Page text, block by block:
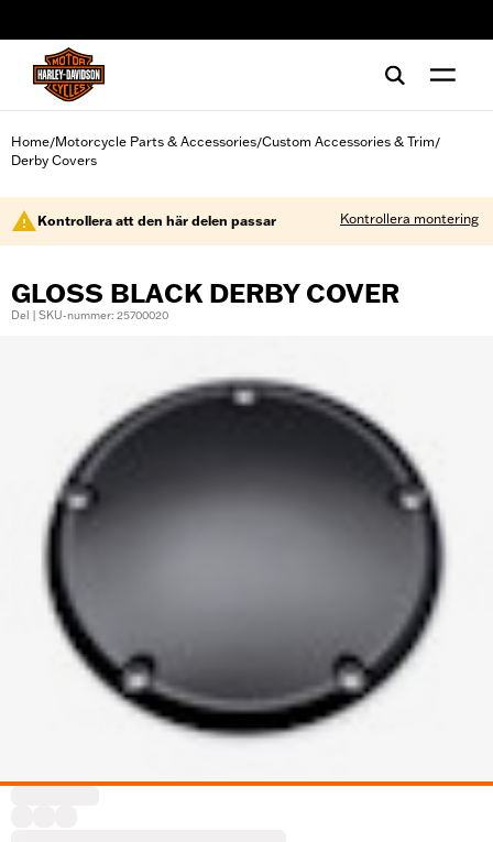
Home/Motorcycle Parts & Accessories/Custom Accessories & Trim/
Derby Covers
Kontrollera att den här delen passar Kontrollera montering
GLOSS BLACK DERBY COVER
Del | SKU-nummer: 25700020